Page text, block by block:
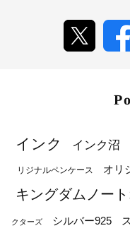
インク インク沼
リジナルペンケース オリ
キングダムノー
クターズ シルバー925